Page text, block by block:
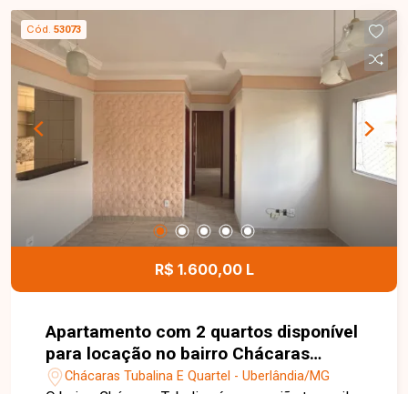
informações!
Cód. 53073
R$ 1.600,00 L
Apartamento com 2 quartos disponível
para locação no bairro Chácaras
Tubalina em Uberlândia-MG
Chácaras Tubalina E Quartel - Uberlândia/MG